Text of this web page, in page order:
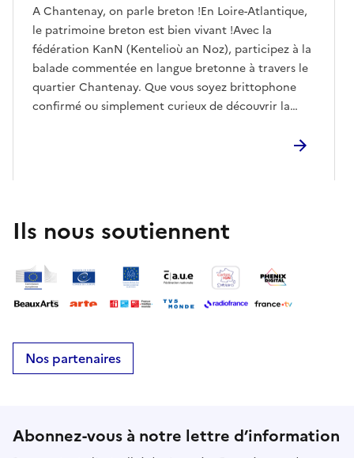
A Chantenay, on parle breton !En Loire-Atlantique,
le patrimoine breton est bien vivant !Avec la
fédération KanN (Kentelioù an Noz), participez à la
balade commentée en langue bretonne à travers le
quartier Chantenay. Que vous soyez brittophone
confirmé ou simplement curieux de découvrir la
Ils nous soutiennent
Nos partenaires
Abonnez-vous à notre lettre d’information